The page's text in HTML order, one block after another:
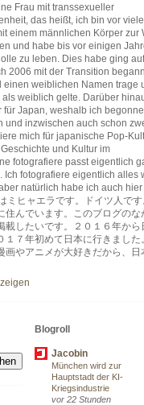
Frau mit transsexueller
das heißt, ich bin vor
einem männlichen Körper zur
und habe bis vor einigen
zu leben. Dies habe ging auf
2006 mit der Transition
einen weiblichen Namen trage
weiblich gelte. Darüber
Japan, weshalb ich
und inzwischen auch schon
mich für japanische Pop-
und Kultur im
fotografiere passt eigentlich
Ich fotografiere eigentlich alles
natürlich habe ich auch hier
ミヒャエラです。ドイツ人です
住んでいます。このブログのな
載したいです。２０１６年から
１７年初めて日本に行きました
画やアニメが大好きだから、日
Blogroll
Jacobin
München wird zur
Hauptstadt der KI-
Kriegsindustrie
vor 22 Stunden